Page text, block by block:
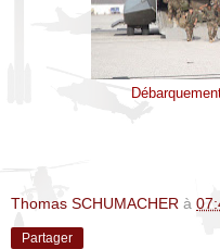
Thomas SCHUMACHER à
Partager